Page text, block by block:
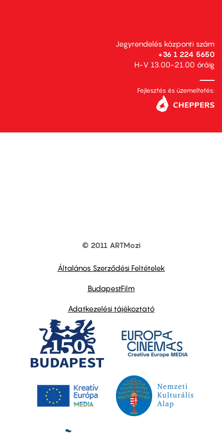
Jegyrendelés központi szám
+36 1 224 5650
H-V 13.00-21.00 óráig
Fejlesztés és üzemeltetés:
© 2011 ARTMozi
Általános Szerződési Feltételek
BudapestFilm
Adatkezelési tájékoztató